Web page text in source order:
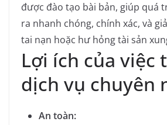
được đào tạo bài bản, giúp quá
ra nhanh chóng, chính xác, và
tai nạn hoặc hư hỏng tài sản
Lợi ích của việc
dịch vụ chuyên
An toàn: